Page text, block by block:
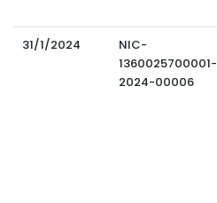
31/1/2024
NIC-
1360025700001-
2024-00006